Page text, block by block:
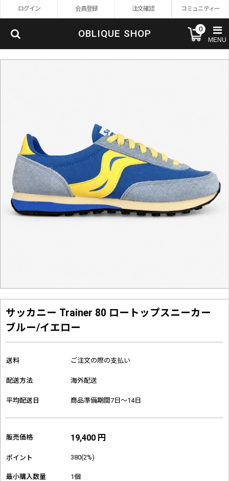
ログイン 会員登録 注文確認 コミュニティー
OBLIQUE SHOP 0
MENU
サッカニー Trainer 80 ロートップスニーカー
ブルー/イエロー
送料 ご注文の際の支払い
配送方法 海外配送
平均配送日 商品準備期間7日～14日
販売価格 19,400 円
ポイント 380(2%)
最小購入数量 1個